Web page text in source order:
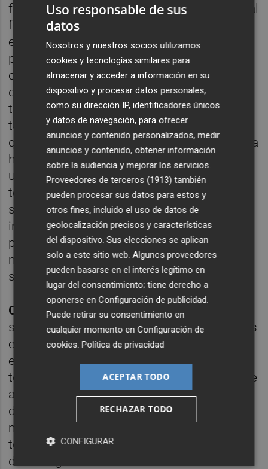
fueron las elecciones del leonés anteriores al
fichaje del actual entrenador celeste. Y
excepto Óscar, todos abandonaron Balaídos
por no convencer a la parroquia y tras varios
coqueteos con el descenso. De ese abanico
de nombres, solo Unzué completó una
temporada completa: 42 partidos que
terminaron en una insulsa marcha deportiva
que acabó definitivamente con la relación. La
historia de Mohamed, Cardoso y Escribà es
un caso aparte: tres entrenadores en una
temporada después de decantarse
sorprendentemente por el primero para
iniciar el proyecto -se le achacó no ser un
preparador del perfil que el astorgano suele
manejar- y acabar con el valenciano
salvando los muebles.
Otro gallo cantó en el Rayo Vallecano
su dedo elector solo pasaron por Madrid dos
entrenadores: José Ramón Sandoval en dos
etapas distintas y uno de sus grandes
técnicos insignia, Paco Jémez. Cierto es que
antes Miñambres hubo de cortar la cabeza
de Pepe Mel para posteriormente asumir él
mismo el cargo hasta la finalización de la
temporada en 2010, pero el hoy preparador
del Málaga no firmó en Vallecas con el
Uso responsable de sus
datos
Nosotros y nuestros socios utilizamos
cookies y tecnologías similares para
almacenar y acceder a información en su
dispositivo y procesar datos personales,
como su dirección IP, identificadores únicos
y datos de navegación, para ofrecer
anuncios y contenido personalizados, medir
anuncios y contenido, obtener información
sobre la audiencia y mejorar los servicios.
Proveedores de terceros (1913) también
pueden procesar sus datos para estos y
otros fines, incluido el uso de datos de
geolocalización precisos y características
del dispositivo. Sus elecciones se aplican
solo a este sitio web. Algunos proveedores
pueden basarse en el interés legítimo en
lugar del consentimiento; tiene derecho a
oponerse enConfiguración de publicidad
Puede retirar su consentimiento en
cualquier momento enConfiguración de
cookies .Política de privacidad
ACEPTAR TODO
RECHAZAR TODO
CONFIGURAR